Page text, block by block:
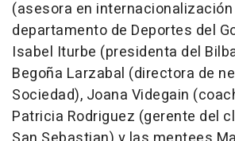
(asesora en internacionalización
departamento de Deportes del
Isabel Iturbe (presidenta del
Begoña Larzabal (directora de
Sociedad), Joana Videgain
Patricia Rodriguez (gerente del